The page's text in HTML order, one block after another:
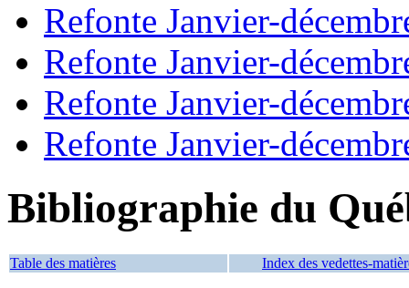
Refonte Janvier-
Refonte Janvier-
Refonte Janvier-
Refonte Janvier-
Bibliographie du
Table des matières Index des vedettes-